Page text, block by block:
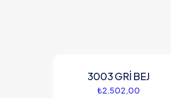
3003 GRİ BEJ
₺2.502,00